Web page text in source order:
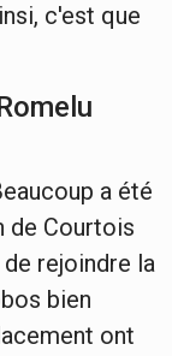
c'est que
a été
de Courtois
rejoindre la
bien
ont